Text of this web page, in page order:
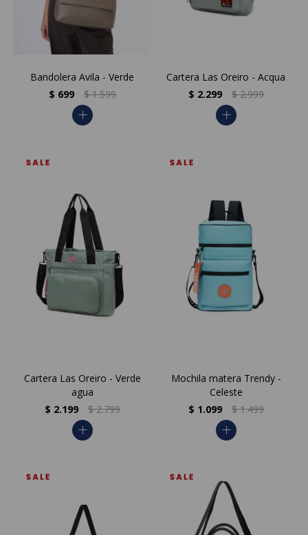
Bandolera Avila - Verde
$ 699 $ 1.599
add
Cartera Las Oreiro - Acqua
$ 2.299 $ 2.999
add
Cartera Las Oreiro - Verde
agua
$ 2.199 $ 2.799
add
Mochila matera Trendy -
Celeste
$ 1.099 $ 1.499
add